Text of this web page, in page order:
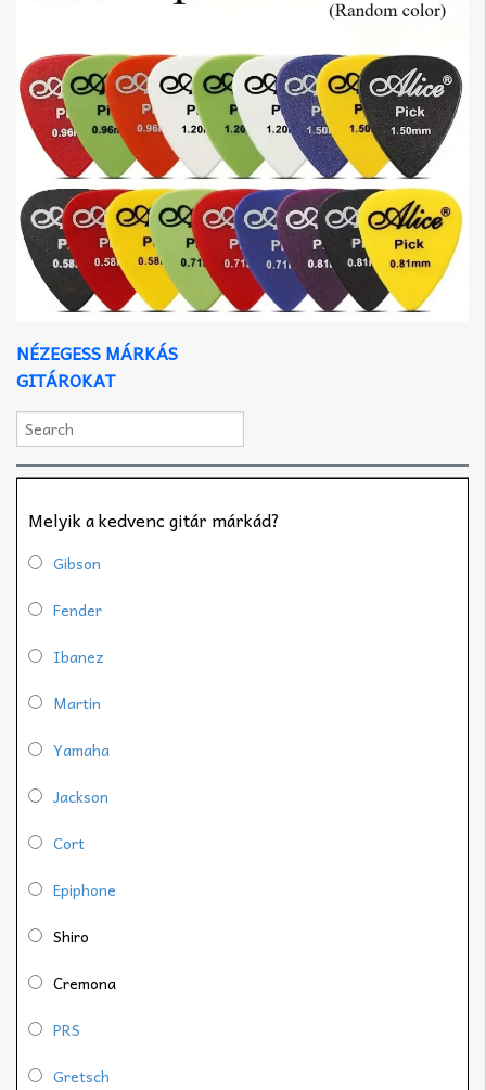
NÉZEGESS MÁRKÁS
GITÁROKAT
Melyik a kedvenc gitár márkád?
Gibson
Fender
Ibanez
Martin
Yamaha
Jackson
Cort
Epiphone
Shiro
Cremona
PRS
Gretsch